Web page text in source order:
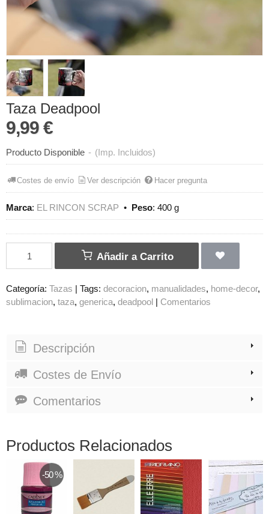
Taza Deadpool
9,99 €
Producto Disponible - (Imp. Incluidos)
Costes de envío Ver descripción Hacer pregunta
Marca: EL RINCON SCRAP • Peso: 400 g
Añadir a Carrito
Categoría: Tazas | Tags: decoracion manualidades home-decor
sublimacion taza generica deadpool | Comentarios
Descripción
Costes de Envío
Comentarios
Productos Relacionados
-50 %